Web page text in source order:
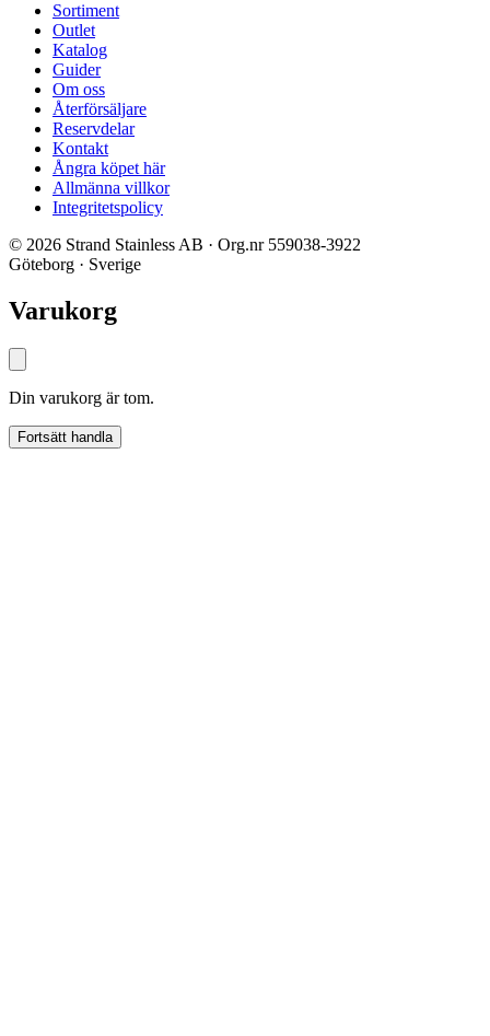
Sortiment
Outlet
Katalog
Guider
Om oss
Återförsäljare
Reservdelar
Kontakt
Ångra köpet här
Allmänna villkor
Integritetspolicy
© 2026 Strand Stainless AB · Org.nr 559038-3922
Göteborg · Sverige
Varukorg
Din varukorg är tom.
Fortsätt handla